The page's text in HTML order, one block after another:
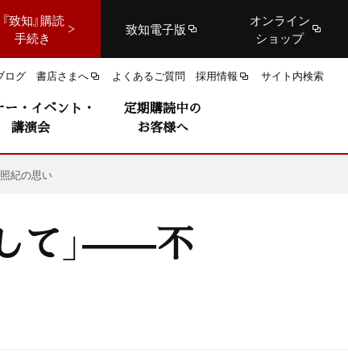
『致知』購読
手続き
致知電子版
オンライン
ショップ
ログ 書店さまへ よくあるご質問 採用情報 サイト内検索
ー・イベント・
講演会
定期購読中の
お客様へ
紀の思い
て」——不